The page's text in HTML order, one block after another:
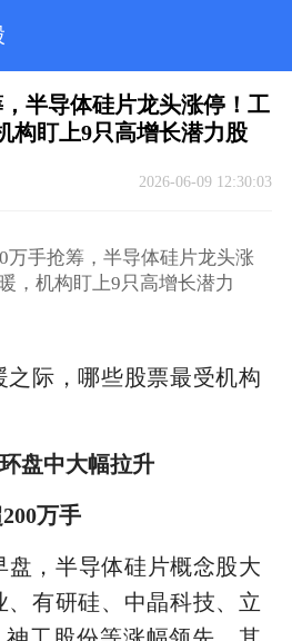
半导体硅片龙头涨停！工
构盯上9只高增长潜力股
2026-06-09 12:30:03
万手抢筹，半导体硅片龙头涨
，机构盯上9只高增长潜力
之际，哪些股票最受机构
盘中大幅拉升
万手
盘，半导体硅片概念股大
有研硅、中晶科技、立